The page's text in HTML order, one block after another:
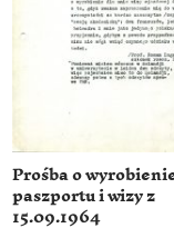
Prośba o
paszportu i wizy z
15.09.1964